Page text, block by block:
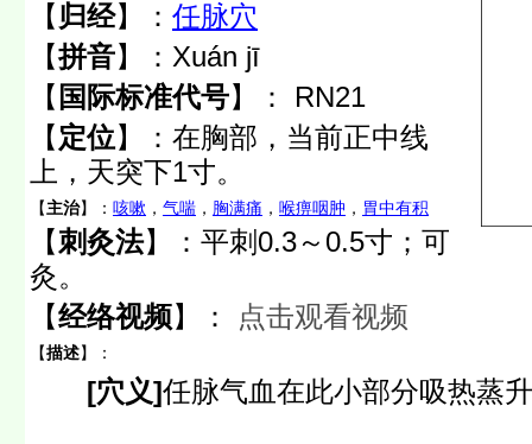
【 归经】： 任脉穴
【拼音】： Xuán jī
【 国际标准代号】： RN21
【 定位】： 在胸部，当前正中线
上，天突下1寸。
【主治】： 咳嗽 ， 气喘 ， 胸满痛 ， 喉痹咽肿 ， 胃中有积
【刺灸法】：平刺0.3～0.5寸；可
灸。
【经络视频】： 点击观看视频
【描述】：
[穴义]任脉气血在此小部分吸热蒸